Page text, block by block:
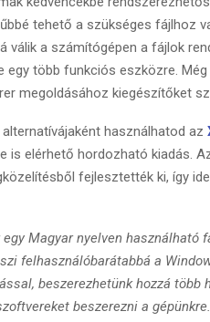
tehető a szükséges fájlhoz
válik a számítógépen a fájlok
egy több funkciós eszközre.
megoldásához kiegészítőket
használhatod az
is elérhető hordozható kiadás.
fejlesztették ki, így
egy Magyar nyelven
felhasználóbarátabbá a
beszerezhetünk hozzá
beszerezni a gépünkre.